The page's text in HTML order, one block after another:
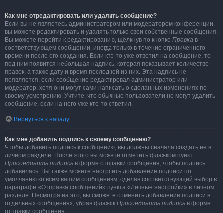
Как мне отредактировать или удалить сообщение?
Если вы не являетесь администратором или модератором конференции,
вы можете редактировать и удалять только свои собственные сообщения.
Вы можете перейти к редактированию, щёлкнув по кнопке Правка в
соответствующем сообщении, иногда только в течение ограниченного
времени после его создания. Если кто-то уже ответил на сообщение, то
под ним появится небольшая надпись, которая показывает количество
правок, а также дату и время последней из них. Эта надпись не
появляется, если сообщение редактировал администратор или
модератор, хотя они могут сами написать о сделанных изменениях по
своему усмотрению. Учтите, что обычные пользователи не могут удалить
сообщение, если на него уже кто-то ответил.
Вернуться к началу
Как мне добавить подпись к своему сообщению?
Чтобы добавить подпись к сообщению, вы должны сначала создать её в
личном разделе. После этого вы можете отметить флажком пункт
Присоединить подпись в форме отправки сообщения, чтобы подпись
добавилась. Вы также можете настроить добавление подписи по
умолчанию ко всем вашим сообщениям, сделав соответствующий выбор в
параграфе «Отправка сообщений» пункта «Личные настройки» в личном
разделе. Несмотря на это, вы сможете отменить добавление подписи в
отдельных сообщениях, убрав флажок Присоединить подпись в форме
отправки сообщения.